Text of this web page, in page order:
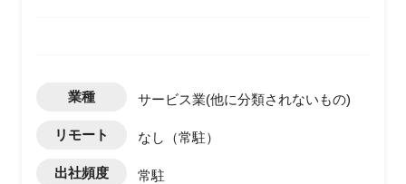
業種 サービス業(他に分類されないもの)
リモート なし（常駐）
出社頻度 常駐